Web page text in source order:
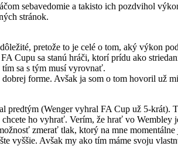
sebavedomie a takisto ich pozdvihol
stránok.
pretože to je celé o tom, aký výkon
Cupu sa stanú hráči, ktorí prídu ako
tím sa s tým musí vyrovnať.
forme. Avšak ja som o tom hovoril už
predtým (Wenger vyhral FA Cup už 5-krát).
ho vyhrať. Verím, že hrať vo
zmerať tlak, ktorý na mne
vyššie. Avšak my ako tím máme svoju